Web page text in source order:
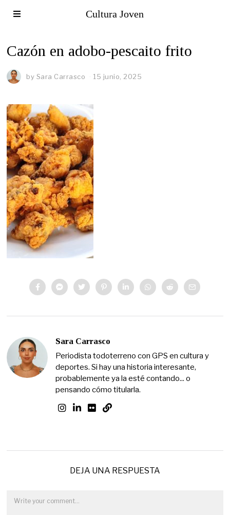
Cultura Joven
Cazón en adobo-pescaito frito
by Sara Carrasco 15 junio, 2025
Sara Carrasco
Periodista todoterreno con GPS en cultura y
deportes. Si hay una historia interesante,
probablemente ya la esté contando... o
pensando cómo titularla.
DEJA UNA RESPUESTA